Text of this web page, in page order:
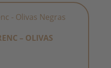
– OLIVAS